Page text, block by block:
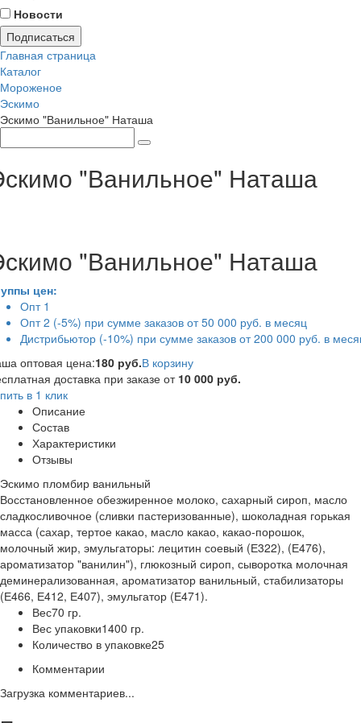
Новости
Подписаться
Главная страница
Каталог
Мороженое
Эскимо
Эскимо "Ванильное" Наташа
"Ванильное" Наташа
"Ванильное" Наташа
цен:
Опт 1
Опт 2 (-5%) при сумме заказов от 50 000 руб. в месяц
Дистрибьютор (-10%) при сумме заказов от 200 000 руб. в
оптовая цена:180 руб.В корзину
доставка при заказе от 10 000 руб.
в 1 клик
Описание
Состав
Характеристики
Отзывы
Эскимо пломбир ванильный
Восстановленное обезжиренное молоко, сахарный сироп, масло
сладкосливочное (сливки пастеризованные), шоколадная горькая
масса (сахар, тертое какао, масло какао, какао-порошок,
молочный жир, эмульгаторы: лецитин соевый (Е322), (Е476),
ароматизатор "ванилин"), глюкозный сироп, сыворотка молочная
деминерализованная, ароматизатор ванильный, стабилизаторы
(Е466, Е412, Е407), эмульгатор (Е471).
Вес70 гр.
Вес упаковки1400 гр.
Количество в упаковке25
Комментарии
Загрузка комментариев...